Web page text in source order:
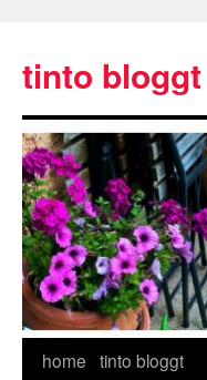
tinto bloggt
home tinto bloggt